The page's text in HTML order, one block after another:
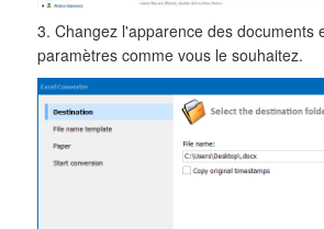
3. Changez l'apparence des documents
paramètres comme vous le souhaitez.